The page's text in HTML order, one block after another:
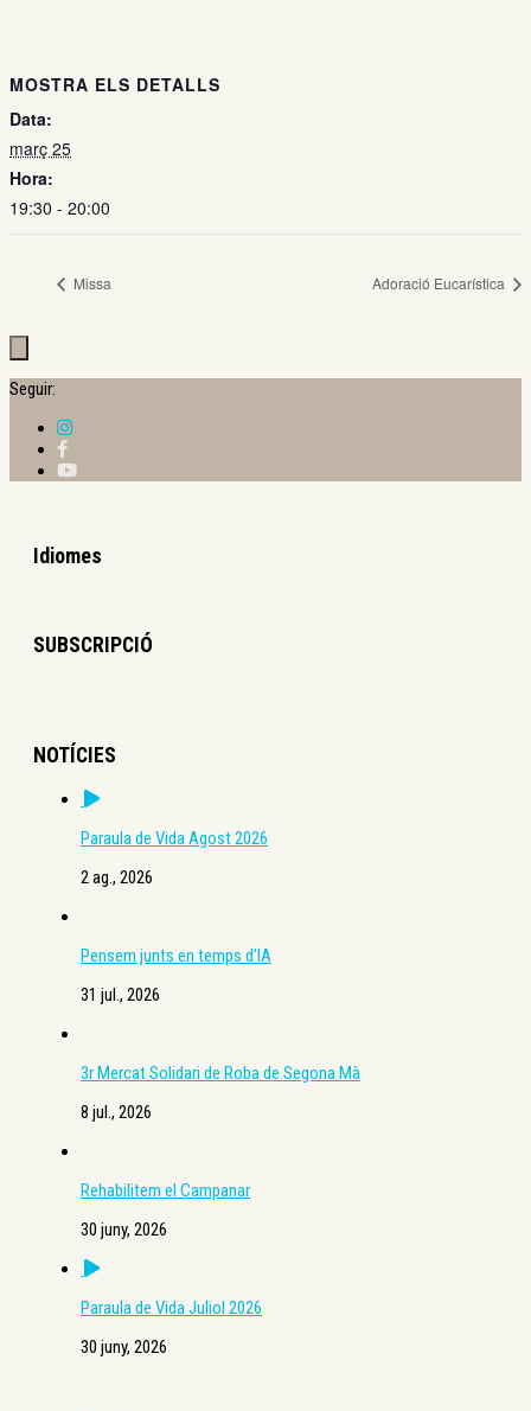
MOSTRA ELS DETALLS
Data:
març 25
Hora:
19:30 - 20:00
Missa Adoració Eucarística
Seguir:
Idiomes
SUBSCRIPCIÓ
NOTÍCIES
Paraula de Vida Agost 2026
2 ag., 2026
Pensem junts en temps d’IA
31 jul., 2026
3r Mercat Solidari de Roba de Segona Mà
8 jul., 2026
Rehabilitem el Campanar
30 juny, 2026
Paraula de Vida Juliol 2026
30 juny, 2026